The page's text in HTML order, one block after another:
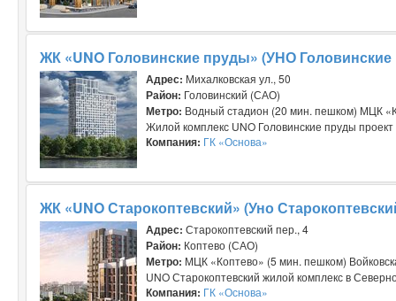
ЖК «UNO Головинские пруды» (УНО
Адрес: Михалковская ул., 50
Район: Головинский (САО)
Метро: Водный стадион (20 мин. пешком) МЦК
Жилой комплекс UNO Головинские пруды
Компания: ГК «Основа»
ЖК «UNO Старокоптевский» (Уно
Адрес: Старокоптевский пер., 4
Район: Коптево (САО)
Метро: МЦК «Коптево» (5 мин. пешком)
UNO Старокоптевский жилой комплекс в
Компания: ГК «Основа»